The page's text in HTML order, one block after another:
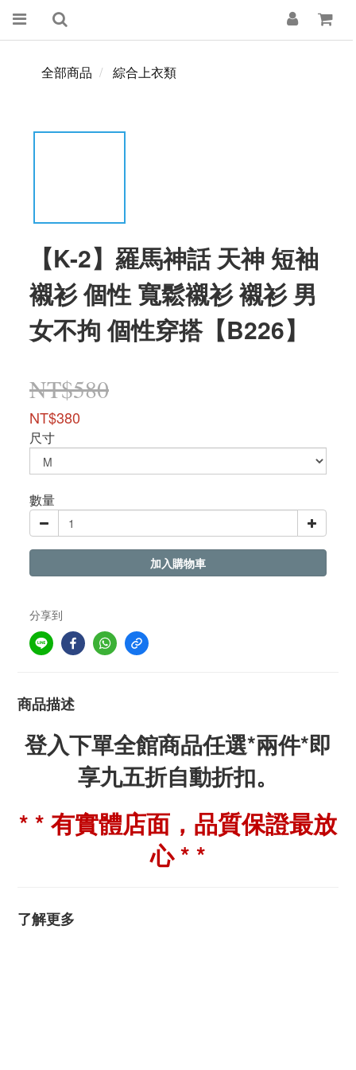
全部商品 綜合上衣類
【K-2】羅馬神話 天神 短袖
襯衫 個性 寬鬆襯衫 襯衫 男
女不拘 個性穿搭【B226】
NT$580
NT$380
尺寸
數量
加入購物車
分享到
商品描述
登入下單全館商品任選*兩件*即
享九五折自動折扣。
* * 有實體店面，品質保證最放
心 * *
了解更多